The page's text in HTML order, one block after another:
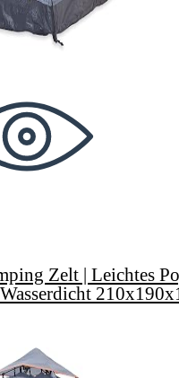
Zelt | Leichtes